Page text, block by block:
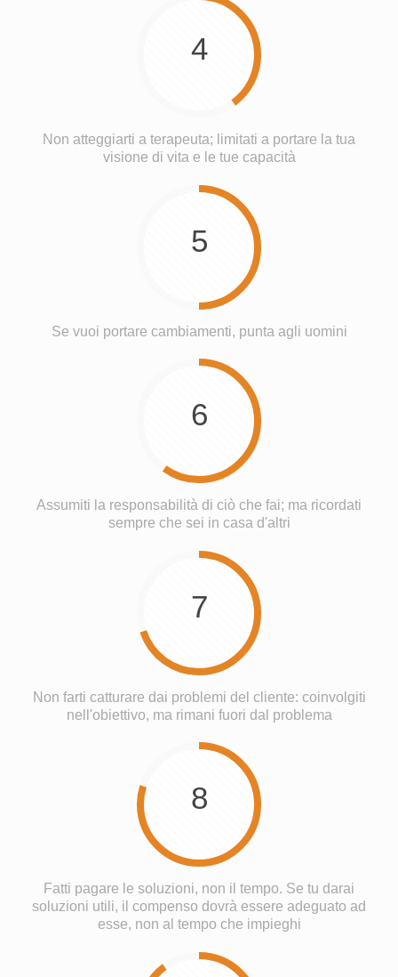
4
Non atteggiarti a terapeuta; limitati a portare la tua
visione di vita e le tue capacità
5
Se vuoi portare cambiamenti, punta agli uomini
6
Assumiti la responsabilità di ciò che fai; ma ricordati
sempre che sei in casa d'altri
7
Non farti catturare dai problemi del cliente: coinvolgiti
nell'obiettivo, ma rimani fuori dal problema
8
Fatti pagare le soluzioni, non il tempo. Se tu darai
soluzioni utili, il compenso dovrà essere adeguato ad
esse, non al tempo che impieghi